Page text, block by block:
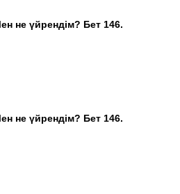
не үйрендім? Бет 146.
не үйрендім? Бет 146.